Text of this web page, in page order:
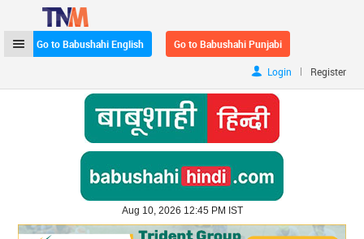
Go to Babushahi English Go to Babushahi Punjabi
Login | Register
Aug 10, 2026 12:45 PM IST